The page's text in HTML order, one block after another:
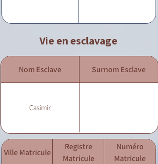
Vie en esclavage
Nom Esclave Surnom Esclave
Casimir
Ville Matricule
Registre
Matricule
Numéro
Matricule